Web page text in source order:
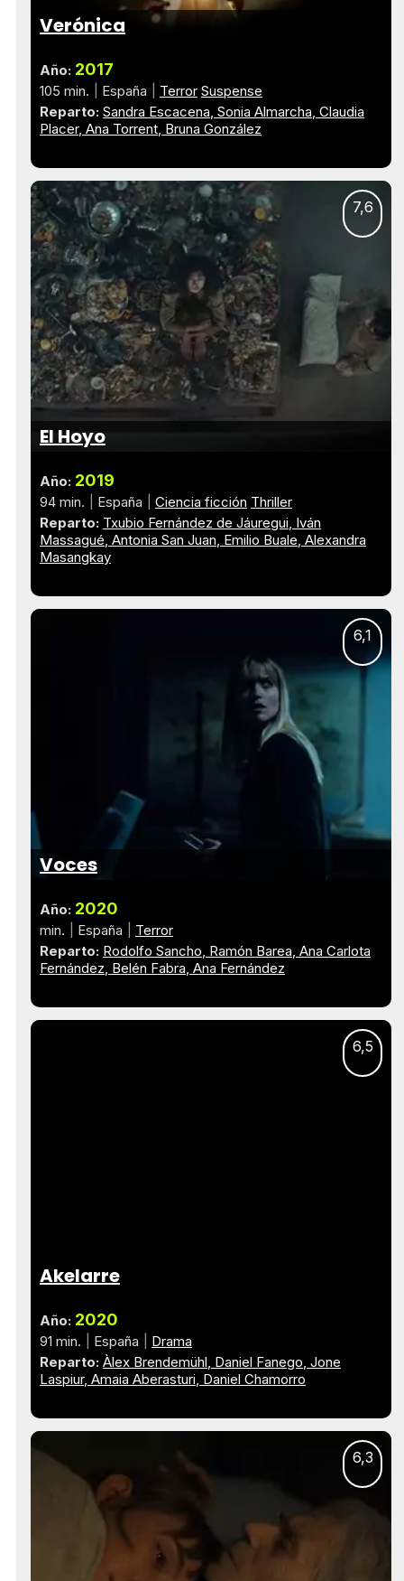
Verónica
Año: 2017
105 min. España Terror Suspense
Reparto: Sandra Escacena Sonia Almarcha Claudia
Placer Ana Torrent Bruna González
7,6
El Hoyo
Año: 2019
94 min. España Ciencia ficción Thriller
Reparto: Txubio Fernández de Jáuregui Iván
Massagué Antonia San Juan Emilio Buale Alexandra
Masangkay
6,1
Voces
Año: 2020
min. España
Terror
Reparto: Rodolfo Sancho Ramón Barea Ana Carlota
Fernández Belén Fabra Ana Fernández
6,5
Akelarre
Año: 2020
91 min. España
Drama
Reparto: Àlex Brendemühl Daniel Fanego Jone
Laspiur Amaia Aberasturi Daniel Chamorro
6,3